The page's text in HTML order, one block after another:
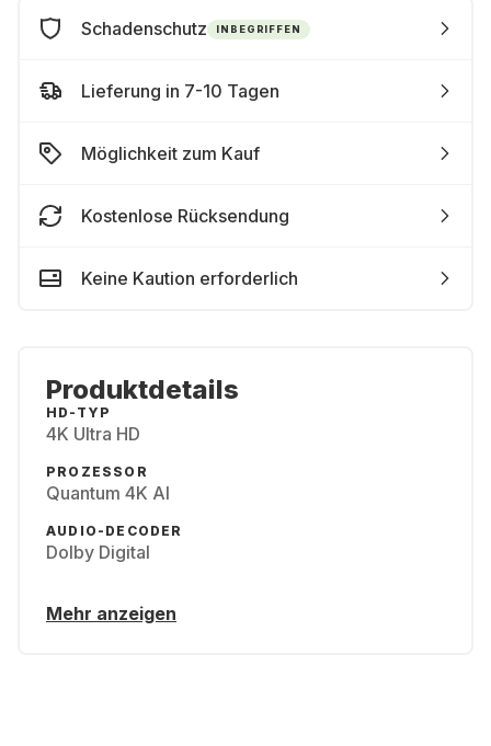
Schadenschutz INBEGRIFFEN
Lieferung in 7-10 Tagen
Möglichkeit zum Kauf
Kostenlose Rücksendung
Keine Kaution erforderlich
Produktdetails
HD-TYP
4K Ultra HD
PROZESSOR
Quantum 4K AI
AUDIO-DECODER
Dolby Digital
Mehr anzeigen